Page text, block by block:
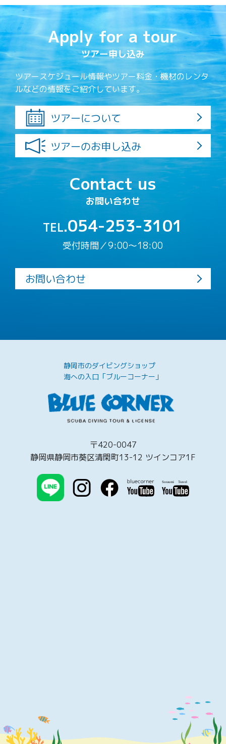
Apply for a tour
ツアー申し込み
ツアースケジュール情報やツアー料金・機材のレンタ
ルなどの情報をご紹介しています。
ツアーについて
ツアーのお申し込み
Contact us
お問い合わせ
TEL.054-253-3101
受付時間／9:00〜18:00
お問い合わせ
静岡市のダイビングショップ
海への入口「ブルーコーナー」
〒420-0047
静岡県静岡市葵区清閑町13-12 ツインコア1F